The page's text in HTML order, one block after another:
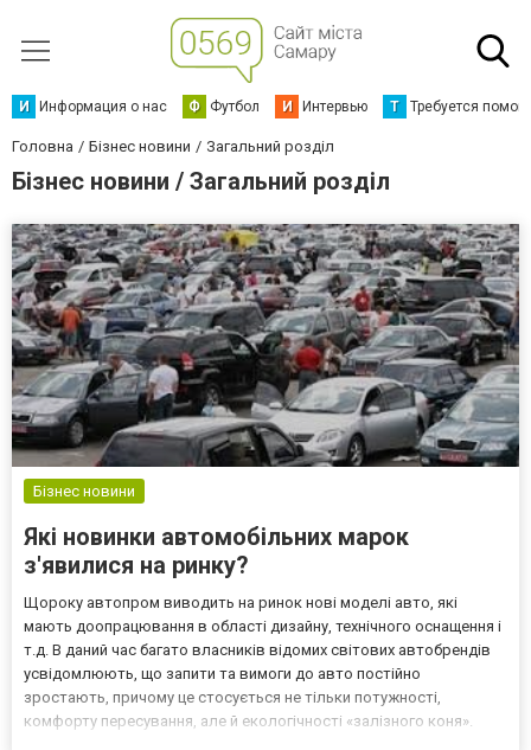
И Информация о нас Ф Футбол И Интервью Т Требуется
Головна Бізнес новини Загальний розділ
Бізнес новини / Загальний розділ
Бізнес новини
Які новинки автомобільних марок
з'явилися на ринку?
Щороку автопром виводить на ринок нові моделі авто, які
мають доопрацювання в області дизайну, технічного оснащення і
т.д. В даний час багато власників відомих світових автобрендів
усвідомлюють, що запити та вимоги до авто постійно
зростають, причому це стосується не тільки потужності,
комфорту пересування, але й екологічності «залізного коня».